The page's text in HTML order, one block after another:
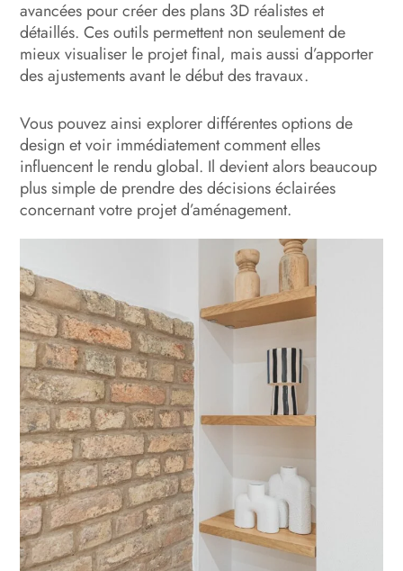
avancées pour créer des plans 3D réalistes et
détaillés. Ces outils permettent non seulement de
mieux visualiser le projet final, mais aussi d’apporter
des ajustements avant le début des travaux.
Vous pouvez ainsi explorer différentes options de
design et voir immédiatement comment elles
influencent le rendu global. Il devient alors beaucoup
plus simple de prendre des décisions éclairées
concernant votre projet d’aménagement.